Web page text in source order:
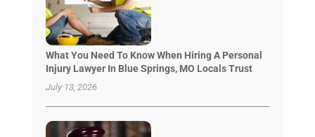
What You Need To Know When Hiring A Personal
Injury Lawyer In Blue Springs, MO Locals Trust
July 13, 2026